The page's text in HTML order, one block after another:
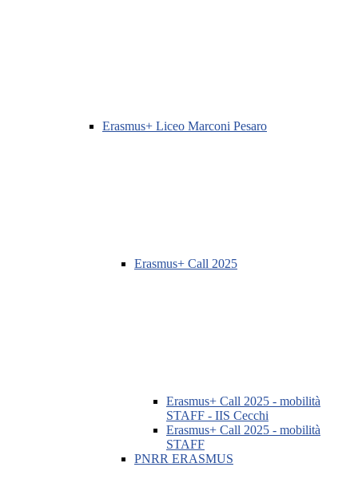
Erasmus+ Liceo Marconi Pesaro
Erasmus+ Call 2025
Erasmus+ Call 2025 - mobilità
STAFF - IIS Cecchi
Erasmus+ Call 2025 - mobilità
STAFF
PNRR ERASMUS